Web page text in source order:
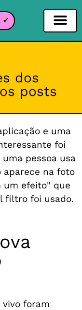
✔
dos
posts
e uma
foi
pessoa usa
na foto
um efeito" que
filtro foi usado.
vivo foram